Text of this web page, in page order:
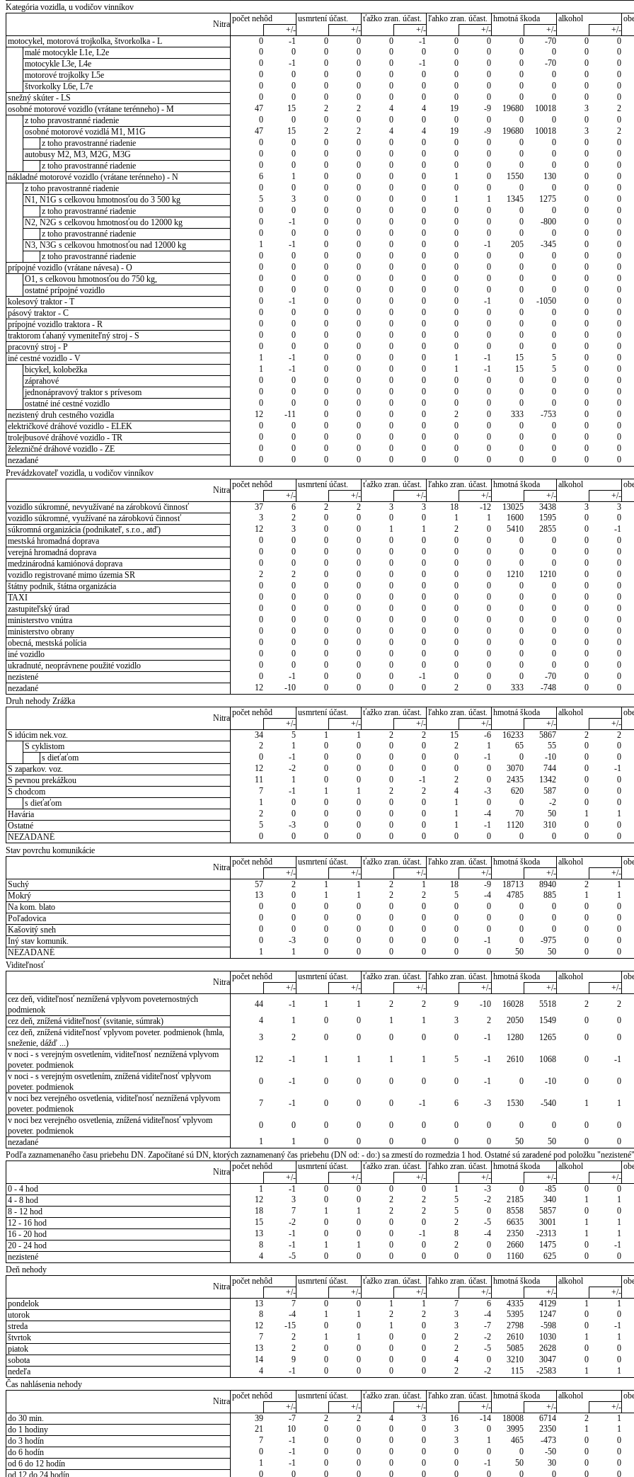
Kategória vozidla, u vodičov vinníkov
Nitra
počet nehôd usmrtení účast. ťažko zran. účast. ľahko zran. účast. hmotná škoda alkohol
+/-
+/- +/- +/- +/- +/-
motocykel, motorová trojkolka, štvorkolka - L
0 -1 0 0 0 -1 0 0 0 -70 0 0
malé motocykle L1e, L2e
0 0 0 0 0 0 0 0 0 0 0 0
motocykle L3e, L4e
0 -1 0 0 0 -1 0 0 0 -70 0 0
motorové trojkolky L5e
0 0 0 0 0 0 0 0 0 0 0 0
štvorkolky L6e, L7e
0 0 0 0 0 0 0 0 0 0 0 0
snežný skúter - LS
0 0 0 0 0 0 0 0 0 0 0 0
osobné motorové vozidlo (vrátane terénneho) - M
47 15 2 2 4 4 19 -9 19680 10018 3 2
z toho pravostranné riadenie
0 0 0 0 0 0 0 0 0 0 0 0
osobné motorové vozidlá M1, M1G
47 15 2 2 4 4 19 -9 19680 10018 3 2
z toho pravostranné riadenie
0 0 0 0 0 0 0 0 0 0 0 0
autobusy M2, M3, M2G, M3G
0 0 0 0 0 0 0 0 0 0 0 0
z toho pravostranné riadenie
0 0 0 0 0 0 0 0 0 0 0 0
nákladné motorové vozidlo (vrátane terénneho) - N
6 1 0 0 0 0 1 0 1550 130 0 0
z toho pravostranné riadenie
0 0 0 0 0 0 0 0 0 0 0 0
N1, N1G s celkovou hmotnosťou do 3 500 kg
5 3 0 0 0 0 1 1 1345 1275 0 0
z toho pravostranné riadenie
0 0 0 0 0 0 0 0 0 0 0 0
N2, N2G s celkovou hmotnosťou do 12000 kg
0 -1 0 0 0 0 0 0 0 -800 0 0
z toho pravostranné riadenie
0 0 0 0 0 0 0 0 0 0 0 0
N3, N3G s celkovou hmotnosťou nad 12000 kg
1 -1 0 0 0 0 0 -1 205 -345 0 0
z toho pravostranné riadenie
0 0 0 0 0 0 0 0 0 0 0 0
prípojné vozidlo (vrátane návesa) - O
0 0 0 0 0 0 0 0 0 0 0 0
O1, s celkovou hmotnosťou do 750 kg,
0 0 0 0 0 0 0 0 0 0 0 0
ostatné prípojné vozidlo
0 0 0 0 0 0 0 0 0 0 0 0
kolesový traktor - T
0 -1 0 0 0 0 0 -1 0 -1050 0 0
pásový traktor - C
0 0 0 0 0 0 0 0 0 0 0 0
prípojné vozidlo traktora - R
0 0 0 0 0 0 0 0 0 0 0 0
traktorom ťahaný vymeniteľný stroj - S
0 0 0 0 0 0 0 0 0 0 0 0
pracovný stroj - P
0 0 0 0 0 0 0 0 0 0 0 0
iné cestné vozidlo - V
1 -1 0 0 0 0 1 -1 15 5 0 0
bicykel, kolobežka
1 -1 0 0 0 0 1 -1 15 5 0 0
záprahové
0 0 0 0 0 0 0 0 0 0 0 0
jednonápravový traktor s prívesom
0 0 0 0 0 0 0 0 0 0 0 0
ostatné iné cestné vozidlo
0 0 0 0 0 0 0 0 0 0 0 0
nezistený druh cestného vozidla
12 -11 0 0 0 0 2 0 333 -753 0 0
električkové dráhové vozidlo - ELEK
0 0 0 0 0 0 0 0 0 0 0 0
trolejbusové dráhové vozidlo - TR
0 0 0 0 0 0 0 0 0 0 0 0
železničné dráhové vozidlo - ZE
0 0 0 0 0 0 0 0 0 0 0 0
nezadané
0 0 0 0 0 0 0 0 0 0 0 0
Prevádzkovateľ vozidla, u vodičov vinníkov
Nitra
počet nehôd usmrtení účast. ťažko zran. účast. ľahko zran. účast. hmotná škoda alkohol
+/-
+/- +/- +/- +/- +/-
vozidlo súkromné, nevyužívané na zárobkovú činnosť
37 6 2 2 3 3 18 -12 13025 3438 3 3
vozidlo súkromné, využívané na zárobkovú činnosť
3 2 0 0 0 0 1 1 1600 1595 0 0
súkromná organizácia (podnikateľ, s.r.o., atď)
12 3 0 0 1 1 2 0 5410 2855 0 -1
mestská hromadná doprava
0 0 0 0 0 0 0 0 0 0 0 0
verejná hromadná doprava
0 0 0 0 0 0 0 0 0 0 0 0
medzinárodná kamiónová doprava
0 0 0 0 0 0 0 0 0 0 0 0
vozidlo registrované mimo územia SR
2 2 0 0 0 0 0 0 1210 1210 0 0
štátny podnik, štátna organizácia
0 0 0 0 0 0 0 0 0 0 0 0
TAXI
0 0 0 0 0 0 0 0 0 0 0 0
zastupiteľský úrad
0 0 0 0 0 0 0 0 0 0 0 0
ministerstvo vnútra
0 0 0 0 0 0 0 0 0 0 0 0
ministerstvo obrany
0 0 0 0 0 0 0 0 0 0 0 0
obecná, mestská polícia
0 0 0 0 0 0 0 0 0 0 0 0
iné vozidlo
0 0 0 0 0 0 0 0 0 0 0 0
ukradnuté, neoprávnene použité vozidlo
0 0 0 0 0 0 0 0 0 0 0 0
nezistené
0 -1 0 0 0 -1 0 0 0 -70 0 0
nezadané
12 -10 0 0 0 0 2 0 333 -748 0 0
Druh nehody Zrážka
Nitra
počet nehôd usmrtení účast. ťažko zran. účast. ľahko zran. účast. hmotná škoda alkohol
+/-
+/- +/- +/- +/- +/-
S idúcim nek.voz.
34 5 1 1 2 2 15 -6 16233 5867 2 2
S cyklistom
2 1 0 0 0 0 2 1 65 55 0 0
s dieťaťom
0 -1 0 0 0 0 0 -1 0 -10 0 0
S zaparkov. voz.
12 -2 0 0 0 0 0 0 3070 744 0 -1
S pevnou prekážkou
11 1 0 0 0 -1 2 0 2435 1342 0 0
S chodcom
7 -1 1 1 2 2 4 -3 620 587 0 0
s dieťaťom
1 0 0 0 0 0 1 0 0 -2 0 0
Havária
2 0 0 0 0 0 1 -4 70 50 1 1
Ostatné
5 -3 0 0 0 0 1 -1 1120 310 0 0
NEZADANÉ
0 0 0 0 0 0 0 0 0 0 0 0
Stav povrchu komunikácie
Nitra
počet nehôd usmrtení účast. ťažko zran. účast. ľahko zran. účast. hmotná škoda alkohol
+/-
+/- +/- +/- +/- +/-
Suchý
57 2 1 1 2 1 18 -9 18713 8940 2 1
Mokrý
13 0 1 1 2 2 5 -4 4785 885 1 1
Na kom. blato
0 0 0 0 0 0 0 0 0 0 0 0
Poľadovica
0 0 0 0 0 0 0 0 0 0 0 0
Kašovitý sneh
0 0 0 0 0 0 0 0 0 0 0 0
Iný stav komunik.
0 -3 0 0 0 0 0 -1 0 -975 0 0
NEZADANÉ
1 1 0 0 0 0 0 0 50 50 0 0
Viditeľnosť
Nitra
počet nehôd usmrtení účast. ťažko zran. účast. ľahko zran. účast. hmotná škoda alkohol
+/-
+/- +/- +/- +/- +/-
cez deň, viditeľnosť neznížená vplyvom poveternostných
podmienok
44 -1 1 1 2 2 9 -10 16028 5518 2 2
cez deň, znížená viditeľnosť (svitanie, súmrak)
4 1 0 0 1 1 3 2 2050 1549 0 0
cez deň, znížená viditeľnosť vplyvom poveter. podmienok (hmla,
sneženie, dážď ...)
3 2 0 0 0 0 0 -1 1280 1265 0 0
v noci - s verejným osvetlením, viditeľnosť neznížená vplyvom
poveter. podmienok
12 -1 1 1 1 1 5 -1 2610 1068 0 -1
v noci - s verejným osvetlením, znížená viditeľnosť vplyvom
poveter. podmienok
0 -1 0 0 0 0 0 -1 0 -10 0 0
v noci bez verejného osvetlenia, viditeľnosť neznížená vplyvom
poveter. podmienok
7 -1 0 0 0 -1 6 -3 1530 -540 1 1
v noci bez verejného osvetlenia, znížená viditeľnosť vplyvom
poveter. podmienok
0 0 0 0 0 0 0 0 0 0 0 0
nezadané
1 1 0 0 0 0 0 0 50 50 0 0
Podľa zaznamenaného času priebehu DN. Započítané sú DN, ktorých zaznamenaný čas priebehu (DN od: - do:) sa zmestí do rozmedzia 1 hod. Ostatné sú zaradené pod položku "nezistené"
Nitra
počet nehôd usmrtení účast. ťažko zran. účast. ľahko zran. účast. hmotná škoda alkohol
+/-
+/- +/- +/- +/- +/-
0 - 4 hod
1 -1 0 0 0 0 1 -3 0 -85 0 0
4 - 8 hod
12 3 0 0 2 2 5 -2 2185 340 1 1
8 - 12 hod
18 7 1 1 2 2 5 0 8558 5857 0 0
12 - 16 hod
15 -2 0 0 0 0 2 -5 6635 3001 1 1
16 - 20 hod
13 -1 0 0 0 -1 8 -4 2350 -2313 1 1
20 - 24 hod
8 -1 1 1 0 0 2 0 2660 1475 0 -1
nezistené
4 -5 0 0 0 0 0 0 1160 625 0 0
Deň nehody
Nitra
počet nehôd usmrtení účast. ťažko zran. účast. ľahko zran. účast. hmotná škoda alkohol
+/-
+/- +/- +/- +/- +/-
pondelok
13 7 0 0 1 1 7 6 4335 4129 1 1
utorok
8 -4 1 1 2 2 3 -4 5395 1247 0 0
streda
12 -15 0 0 1 0 3 -7 2798 -598 0 -1
štvrtok
7 2 1 1 0 0 2 -2 2610 1030 1 1
piatok
13 2 0 0 0 0 2 -5 5085 2628 0 0
sobota
14 9 0 0 0 0 4 0 3210 3047 0 0
nedeľa
4 -1 0 0 0 0 2 -2 115 -2583 1 1
Čas nahlásenia nehody
Nitra
počet nehôd usmrtení účast. ťažko zran. účast. ľahko zran. účast. hmotná škoda alkohol
+/-
+/- +/- +/- +/- +/-
do 30 min.
39 -7 2 2 4 3 16 -14 18008 6714 2 1
do 1 hodiny
21 10 0 0 0 0 3 0 3995 2350 1 1
do 3 hodín
7 -1 0 0 0 0 3 1 465 -473 0 0
do 6 hodín
0 -1 0 0 0 0 0 0 0 -50 0 0
od 6 do 12 hodín
1 -1 0 0 0 0 0 -1 50 30 0 0
0 0 0 0 0 0 0 0 0 0 0 0